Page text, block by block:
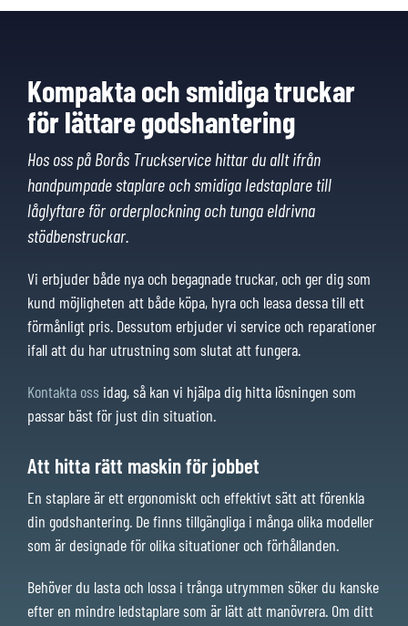
Kompakta och smidiga truckar
för lättare godshantering
Hos oss på Borås Truckservice hittar du allt ifrån
handpumpade staplare och smidiga ledstaplare till
låglyftare för orderplockning och tunga eldrivna
stödbenstruckar.
Vi erbjuder både nya och begagnade truckar, och ger dig som
kund möjligheten att både köpa, hyra och leasa dessa till ett
förmånligt pris. Dessutom erbjuder vi service och reparationer
ifall att du har utrustning som slutat att fungera.
Kontakta oss idag, så kan vi hjälpa dig hitta lösningen som
passar bäst för just din situation.
Att hitta rätt maskin för jobbet
En staplare är ett ergonomiskt och effektivt sätt att förenkla
din godshantering. De finns tillgängliga i många olika modeller
som är designade för olika situationer och förhållanden.
Behöver du lasta och lossa i trånga utrymmen söker du kanske
efter en mindre ledstaplare som är lätt att manövrera. Om ditt